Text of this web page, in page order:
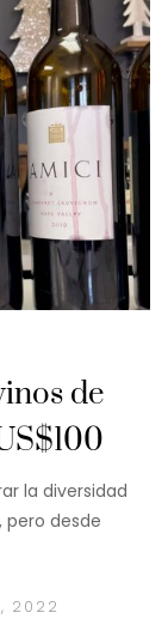
de
la diversidad
desde
2022